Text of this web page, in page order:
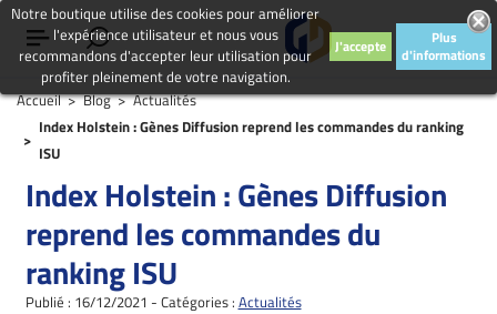
Accueil Blog
Actualités
Index Holstein : Gènes Diffusion reprend les commandes du ranking
ISU
Index Holstein : Gènes Diffusion
reprend les commandes du
ranking ISU
Publié : 16/12/2021 - Catégories : Actualités
Notre boutique utilise des cookies pour améliorer
l'expérience utilisateur et nous vous
recommandons d'accepter leur utilisation pour
profiter pleinement de votre navigation.
J'accepte
Plus
d'informations